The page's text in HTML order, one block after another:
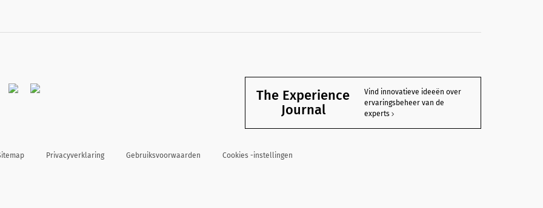
The Experience
Journal
Vind innovatieve ideeën over
ervaringsbeheer van de
experts
Privacyverklaring Gebruiksvoorwaarden Cookies -instellingen